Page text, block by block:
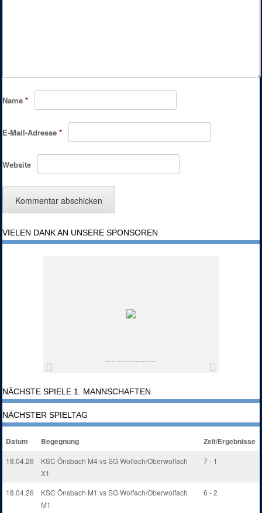
Name*
E-Mail-Adresse*
Website
VIELEN DANK AN UNSERE SPONSOREN
NÄCHSTE SPIELE 1. MANNSCHAFTEN
NÄCHSTER SPIELTAG
Datum Begegnung Zeit/Ergebnisse
18.04.26
KSC Önsbach M4 vs SG Wolfach/Oberwolfach
X1
7 - 1
18.04.26
KSC Önsbach M1 vs SG Wolfach/Oberwolfach
M1
6 - 2